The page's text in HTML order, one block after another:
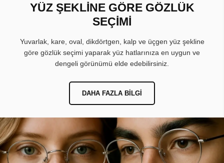
YÜZ ŞEKLİNE GÖRE GÖZLÜK
SEÇİMİ
Yuvarlak, kare, oval, dikdörtgen, kalp ve üçgen yüz şekline
göre gözlük seçimi yaparak yüz hatlarınıza en uygun ve
dengeli görünümü elde edebilirsiniz.
DAHA FAZLA BILGI